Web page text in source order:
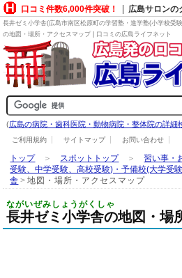
口コミ件数6,000件突破！ 広島サロンの
長井ゼミ小学舎(広島市南区松原町の学習塾・進学塾(小学校受
の地図・場所・アクセスマップ | 口コミの広島ライフネット
(広島の病院・歯科医院・動物病院・整体院の詳細
ご利用規約 サイトマップ お問い合わせ
トップ＞ スポットトップ＞習い事・
受験、中学受験、高校受験)・予備校(大学受
舎 >地図・場所・アクセスマップ
ながいぜみしょうがくしゃ
長井ゼミ小学舎の地図・場